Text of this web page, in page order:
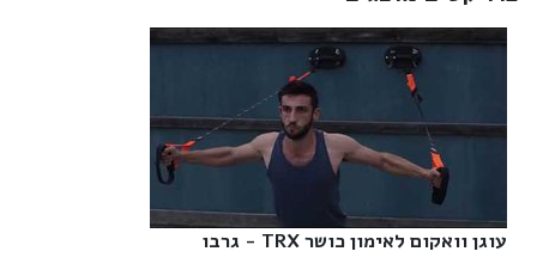
עוגן וואקום לאימון כושר TRX - גרבו‎